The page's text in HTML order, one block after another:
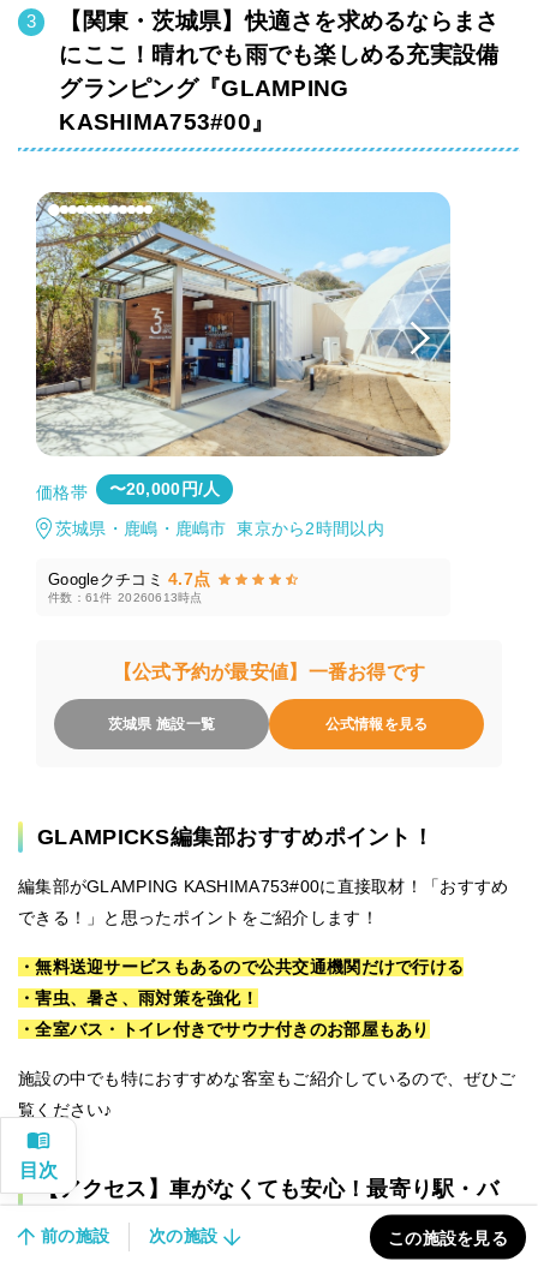
【関東・茨城県】快適さを求めるならまさ
にここ！晴れでも雨でも楽しめる充実設備
グランピング『GLAMPING
KASHIMA753#00』
価格帯 〜20,000円/人
茨城県・鹿嶋・鹿嶋市 東京から2時間以内
Googleクチコミ 4.7点
件数：61件 20260613時点
【公式予約が最安値】一番お得です
茨城県 施設一覧 公式情報を見る
GLAMPICKS編集部おすすめポイント！
編集部がGLAMPING KASHIMA753#00に直接取材！「おすすめ
できる！」と思ったポイントをご紹介します！
・無料送迎サービスもあるので公共交通機関だけで行ける
・害虫、暑さ、雨対策を強化！
・全室バス・トイレ付きでサウナ付きのお部屋もあり
施設の中でも特におすすめな客室もご紹介しているので、ぜひご
覧ください♪
【アクセス】車がなくても安心！最寄り駅・バ
スターミナルまで無料の送迎サービス
前の施設 次の施設 この施設を見る